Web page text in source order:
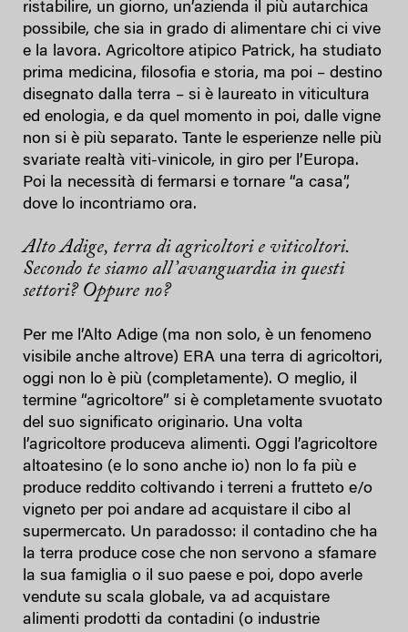
ristabilire, un giorno, un’azienda il più autarchica
possibile, che sia in grado di alimentare chi ci vive
e la lavora. Agricoltore atipico Patrick, ha studiato
prima medicina, filosofia e storia, ma poi – destino
disegnato dalla terra – si è laureato in viticultura
ed enologia, e da quel momento in poi, dalle vigne
non si è più separato. Tante le esperienze nelle più
svariate realtà viti-vinicole, in giro per l’Europa.
Poi la necessità di fermarsi e tornare “a casa”,
dove lo incontriamo ora.
Alto Adige, terra di agricoltori e viticoltori.
Secondo te siamo all’avanguardia in questi
settori? Oppure no?
Per me l’Alto Adige (ma non solo, è un fenomeno
visibile anche altrove) ERA una terra di agricoltori,
oggi non lo è più (completamente). O meglio, il
termine “agricoltore” si è completamente svuotato
del suo significato originario. Una volta
l’agricoltore produceva alimenti. Oggi l’agricoltore
altoatesino (e lo sono anche io) non lo fa più e
produce reddito coltivando i terreni a frutteto e/o
vigneto per poi andare ad acquistare il cibo al
supermercato. Un paradosso: il contadino che ha
la terra produce cose che non servono a sfamare
la sua famiglia o il suo paese e poi, dopo averle
vendute su scala globale, va ad acquistare
alimenti prodotti da contadini (o industrie